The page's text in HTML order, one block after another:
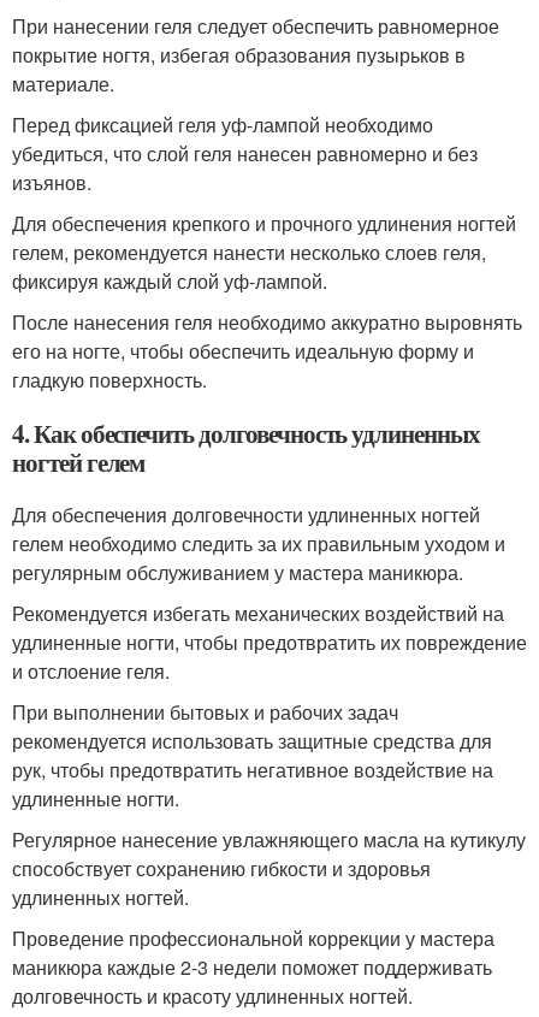
При нанесении геля следует обеспечить равномерное
покрытие ногтя, избегая образования пузырьков в
материале.
Перед фиксацией геля уф-лампой необходимо
убедиться, что слой геля нанесен равномерно и без
изъянов.
Для обеспечения крепкого и прочного удлинения ногтей
гелем, рекомендуется нанести несколько слоев геля,
фиксируя каждый слой уф-лампой.
После нанесения геля необходимо аккуратно выровнять
его на ногте, чтобы обеспечить идеальную форму и
гладкую поверхность.
4. Как обеспечить долговечность удлиненных
ногтей гелем
Для обеспечения долговечности удлиненных ногтей
гелем необходимо следить за их правильным уходом и
регулярным обслуживанием у мастера маникюра.
Рекомендуется избегать механических воздействий на
удлиненные ногти, чтобы предотвратить их повреждение
и отслоение геля.
При выполнении бытовых и рабочих задач
рекомендуется использовать защитные средства для
рук, чтобы предотвратить негативное воздействие на
удлиненные ногти.
Регулярное нанесение увлажняющего масла на кутикулу
способствует сохранению гибкости и здоровья
удлиненных ногтей.
Проведение профессиональной коррекции у мастера
маникюра каждые 2-3 недели поможет поддерживать
долговечность и красоту удлиненных ногтей.